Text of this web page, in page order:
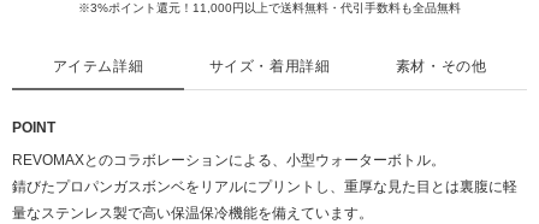
※3%ポイント還元！11,000円以上で送料無料・代引手数料も全品無料
アイテム詳細
POINT
REVOMAXとのコラボレーションによる、小型ウォーターボトル。
錆びたプロパンガスボンベをリアルにプリントし、重厚な見た目とは裏腹に軽
量なステンレス製で高い保温保冷機能を備えています。
サイズ・着用詳細 素材・その他